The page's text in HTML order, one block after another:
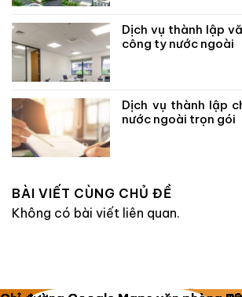
Dịch vụ thành lập
công ty nước ngoài
Dịch vụ thành lập
nước ngoài trọn gói
BÀI VIẾT CÙNG CHỦ ĐỀ
Không có bài viết liên quan.